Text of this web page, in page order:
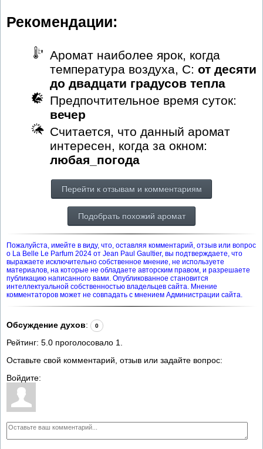
Рекомендации:
Аромат наиболее ярок, когда
температура воздуха, С: от десяти
до двадцати градусов тепла
Предпочтительное время суток:
вечер
Считается, что данный аромат
интересен, когда за окном:
любая_погода
Перейти к отзывам и комментариям
Подобрать похожий аромат
Пожалуйста, имейте в виду, что, оставляя комментарий, отзыв или вопрос
о La Belle Le Parfum 2024 от Jean Paul Gaultier, вы подтверждаете, что
выражаете исключительно собственное мнение, не используете
материалов, на которые не обладаете авторским правом, и разрешаете
публикацию написанного вами. Опубликованное становится
интеллектуальной собственностью владельцев сайта. Мнение
комментаторов может не совпадать с мнением Администрации сайта.
Обсуждение духов: 0
Рейтинг: 5.0 проголосовало 1
Оставьте свой комментарий, отзыв или задайте вопрос:
Войдите: